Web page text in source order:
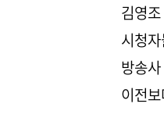
김영
시청
방송
이전